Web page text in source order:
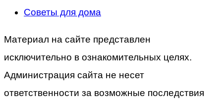
Советы для дома
Материал на сайте представлен
исключительно в ознакомительных целях.
Администрация сайта не несет
ответственности за возможные последствия